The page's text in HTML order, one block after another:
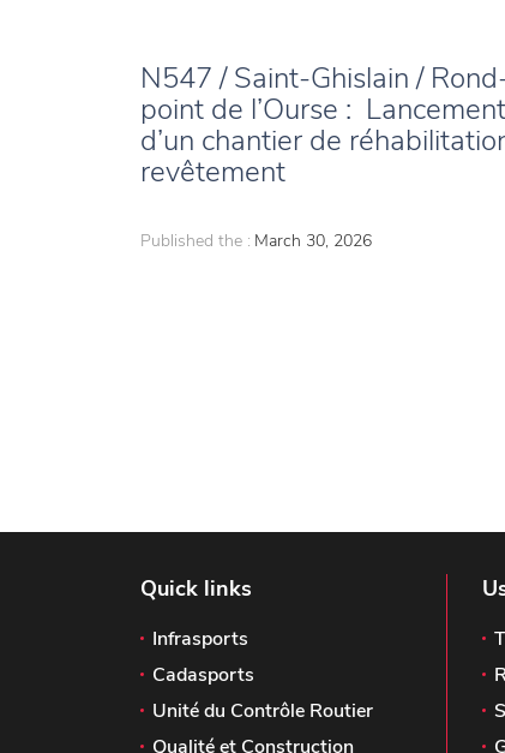
N547 / Saint-Ghislain /
point de l’Ourse : Lancement
d’un chantier de
revêtement
Published the : March 30, 2026
Quick links
Infrasports
Cadasports
Unité du Contrôle Routier
Qualité et Construction